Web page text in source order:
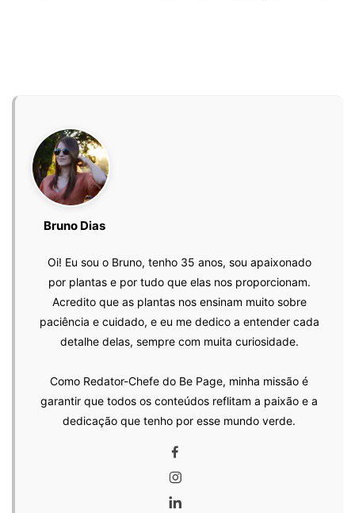
Bruno Dias
Oi! Eu sou o Bruno, tenho 35 anos, sou apaixonado
por plantas e por tudo que elas nos proporcionam.
Acredito que as plantas nos ensinam muito sobre
paciência e cuidado, e eu me dedico a entender cada
detalhe delas, sempre com muita curiosidade.
Como Redator-Chefe do Be Page, minha missão é
garantir que todos os conteúdos reflitam a paixão e a
dedicação que tenho por esse mundo verde.